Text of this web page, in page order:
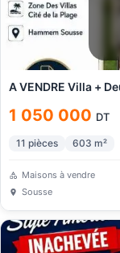
A VENDRE Villa +
1 050 000 DT
11 pièces 603 m²
Maisons à vendre
Sousse